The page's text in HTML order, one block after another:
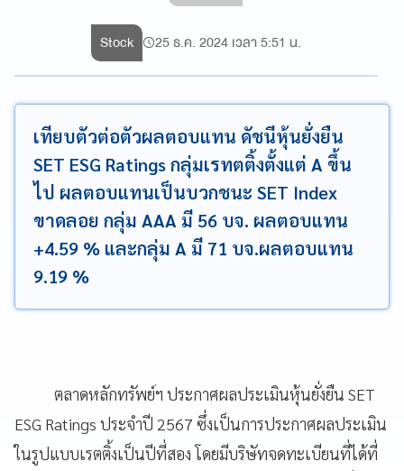
Stock 25 ธ.ค. 2024 เวลา 5:51 น.
เทียบตัวต่อตัวผลตอบแทน ดัชนีหุ้นยั่งยืน
SET ESG Ratings กลุ่มเรทตติ้งตั้งแต่ A ขึ้น
ไป ผลตอบแทนเป็นบวกชนะ SET Index
ขาดลอย กลุ่ม AAA มี 56 บจ. ผลตอบแทน
+4.59 % และกลุ่ม A มี 71 บจ.ผลตอบแทน
9.19 %
ตลาดหลักทรัพย์ฯ ประกาศผลประเมินหุ้นยั่งยืน SET
ESG Ratings ประจำปี 2567 ซึ่งเป็นการประกาศผลประเมิน
ในรูปแบบเรตติ้งเป็นปีที่สอง โดยมีบริษัทจดทะเบียนที่ได้ที่